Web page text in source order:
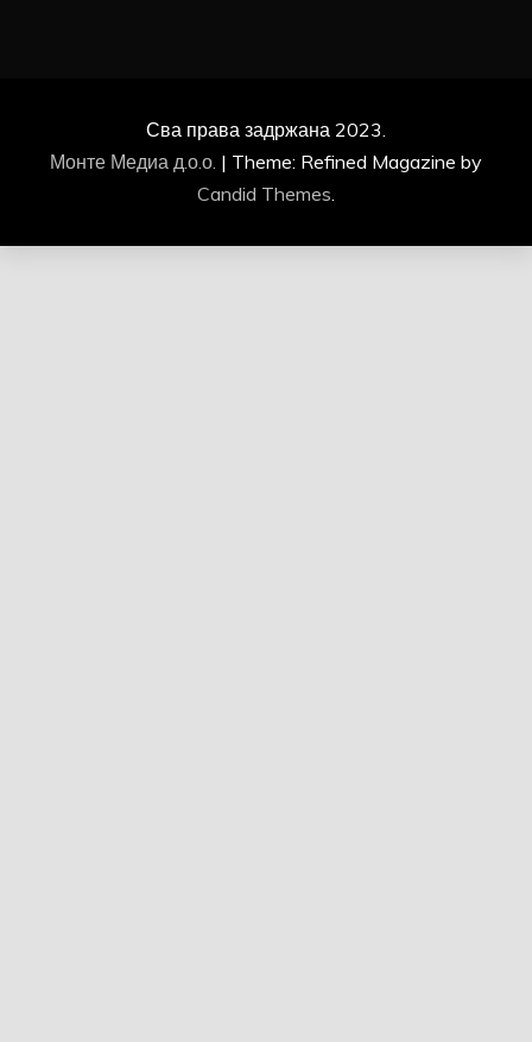
Сва права задржана 2023.
Монте Медиа д.о.о. | Theme: Refined Magazine by
Candid Themes.